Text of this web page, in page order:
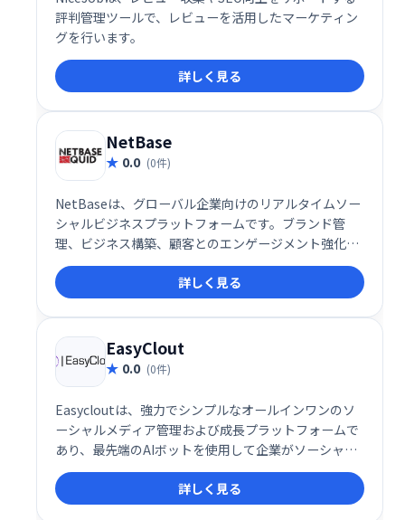
評判管理ツールで、レビューを活用したマーケティン
グを行います。
詳しく見る
NetBase
0.0 (0件)
NetBaseは、グローバル企業向けのリアルタイムソー
シャルビジネスプラットフォームです。ブランド管
理、ビジネス構築、顧客とのエンゲージメント強化を
支援します。ソーシャルメディアの情報を活用し、迅
速な意思決定と効果的な戦略立案を可能にします。競
合分析や市場トレンドの把握にも役立ち、ビジネス成
長を加速させます。
詳しく見る
EasyClout
0.0 (0件)
Easycloutは、強力でシンプルなオールインワンのソ
ーシャルメディア管理および成長プラットフォームで
あり、最先端のAIボットを使用して企業がソーシャル
メディアマーケティングのコストを削減するのに役立
ちます。時間を節約し、生産性を高め、より良いビジ
ネス結果を達成します。
詳しく見る